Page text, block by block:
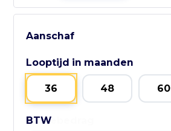
Zo bereik je
GebruikteAuto.NL:
📱 WhatsApp:
085-060 3662
Aanschaf
Looptijd in maanden
36 48 60
BTW
Leasebedrag